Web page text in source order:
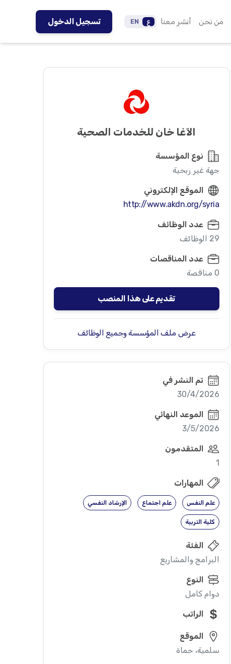
من نحن أنشر معنا ع EN تسجيل الدخول
الآغا خان للخدمات الصحية
نوع المؤسسة
جهة غير ربحية
الموقع الإلكتروني
http://www.akdn.org/syria
عدد الوظائف
29 الوظائف
عدد المناقصات
0 مناقصة
تقديم على هذا المنصب
عرض ملف المؤسسة وجميع الوظائف
تم النشر في
30/4/2026
الموعد النهائي
3/5/2026
المتقدمون
1
المهارات
علم النفس علم اجتماع الإرشاد النفسي
كلية التربية
الفئة
البرامج والمشاريع
النوع
دوام كامل
الراتب
الموقع
سلمية، حماة